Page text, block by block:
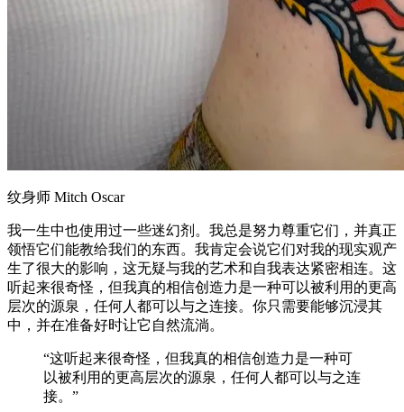
纹身师 Mitch Oscar
我一生中也使用过一些迷幻剂。我总是努力尊重它们，并真正
领悟它们能教给我们的东西。我肯定会说它们对我的现实观产
生了很大的影响，这无疑与我的艺术和自我表达紧密相连。这
听起来很奇怪，但我真的相信创造力是一种可以被利用的更高
层次的源泉，任何人都可以与之连接。你只需要能够沉浸其
中，并在准备好时让它自然流淌。
“这听起来很奇怪，但我真的相信创造力是一种可
以被利用的更高层次的源泉，任何人都可以与之连
接。”